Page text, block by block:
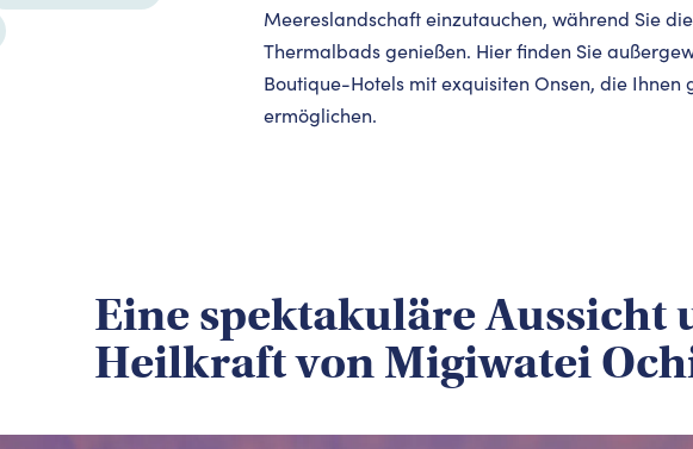
Meereslandschaft einzutauchen, während Sie
Thermalbads genießen. Hier finden Sie
Boutique-Hotels mit exquisiten Onsen, die Ihnen
ermöglichen.
Eine spektakuläre Aussicht
Heilkraft von Migiwatei